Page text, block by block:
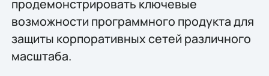
продемонстрировать ключевые
возможности программного продукта для
защиты корпоративных сетей различного
масштаба.